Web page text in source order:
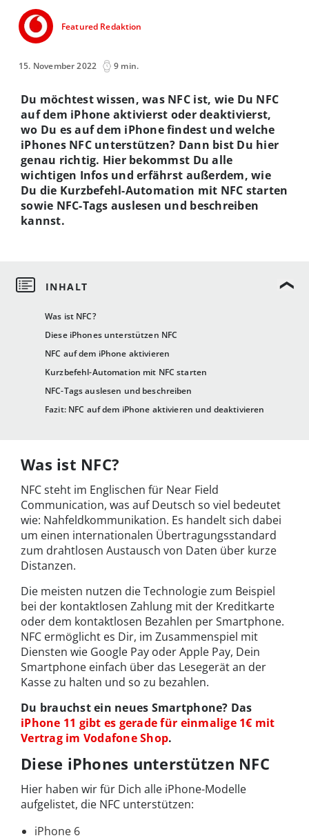
Featured Redaktion
15. November 2022 9 min.
Was ist NFC?
Diese iPhones unterstützen NFC
NFC auf dem iPhone aktivieren
Kurzbefehl-Automation mit NFC starten
NFC-Tags auslesen und beschreiben
Fazit: NFC auf dem iPhone aktivieren und deaktivieren
Du möchtest wissen, was NFC ist, wie Du NFC
auf dem iPhone aktivierst oder deaktivierst,
wo Du es auf dem iPhone findest und welche
iPhones NFC unterstützen? Dann bist Du hier
genau richtig. Hier bekommst Du alle
wichtigen Infos und erfährst außerdem, wie
Du die Kurzbefehl-Automation mit NFC starten
sowie NFC-Tags auslesen und beschreiben
kannst.
Was ist NFC?
NFC steht im Englischen für Near Field
Communication, was auf Deutsch so viel bedeutet
wie: Nahfeldkommunikation. Es handelt sich dabei
um einen internationalen Übertragungsstandard
zum drahtlosen Austausch von Daten über kurze
Distanzen.
Die meisten nutzen die Technologie zum Beispiel
bei der kontaktlosen Zahlung mit der Kreditkarte
oder dem kontaktlosen Bezahlen per Smartphone.
NFC ermöglicht es Dir, im Zusammenspiel mit
Diensten wie Google Pay oder Apple Pay, Dein
Smartphone einfach über das Lesegerät an der
Kasse zu halten und so zu bezahlen.
Du brauchst ein neues Smartphone? Das
iPhone 11 gibt es gerade für einmalige 1€ mit
Vertrag im Vodafone Shop.
Diese iPhones unterstützen NFC
Hier haben wir für Dich alle iPhone-Modelle
aufgelistet, die NFC unterstützen:
iPhone 6